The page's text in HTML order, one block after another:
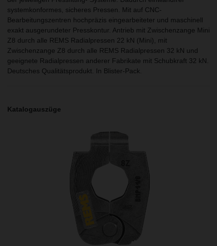
systemkonformes, sicheres Pressen. Mit auf CNC-
Bearbeitungszentren hochpräzis eingearbeiteter und maschinell
exakt ausgerundeter Presskontur. Antrieb mit Zwischenzange Mini
Z8 durch alle REMS Radialpressen 22 kN (Mini), mit
Zwischenzange Z8 durch alle REMS Radialpressen 32 kN und
geeignete Radialpressen anderer Fabrikate mit Schubkraft 32 kN.
Deutsches Qualitätsprodukt. In Blister-Pack.
Katalogauszüge